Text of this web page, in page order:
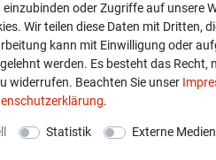
oder Zugriffe auf unsere
Wir teilen diese Daten mit Dritten,
kann mit Einwilligung oder
werden. Es besteht das
widerrufen. Beachten Sie unser
.
Statistik Externe Medien